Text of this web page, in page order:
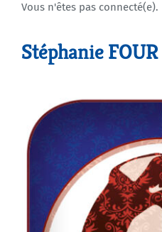
Agenda
Vous n'êtes pas connecté(e).
Stéphanie FOUR